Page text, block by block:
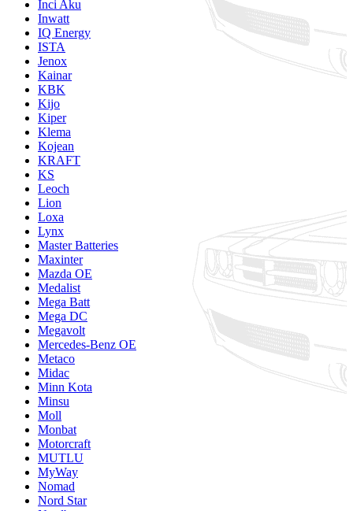
Inci Aku
Inwatt
IQ Energy
ISTA
Jenox
Kainar
KBK
Kijo
Kiper
Klema
Kojean
KRAFT
KS
Leoch
Lion
Loxa
Lynx
Master Batteries
Maxinter
Mazda OE
Medalist
Mega Batt
Mega DC
Megavolt
Mercedes-Benz OE
Metaco
Midac
Minn Kota
Minsu
Moll
Monbat
Motorcraft
MUTLU
MyWay
Nomad
Nord Star